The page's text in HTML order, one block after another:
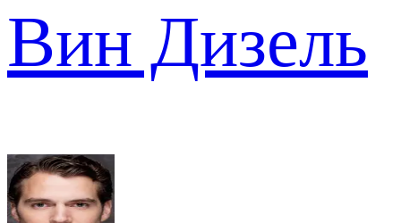
Вин Дизель